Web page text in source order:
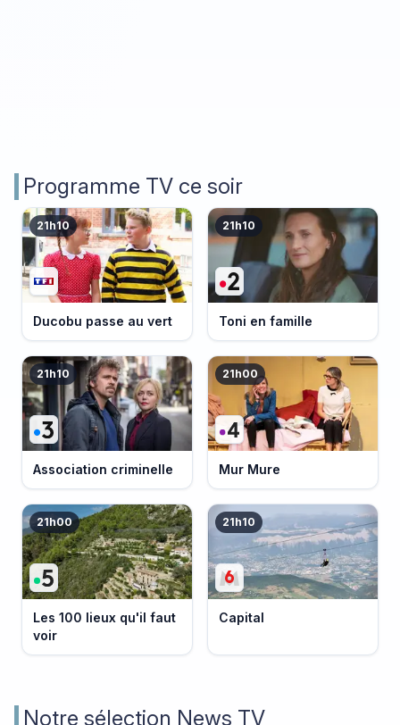
Programme TV ce soir
21h10
Ducobu passe au vert
21h10
Toni en famille
21h10
Association criminelle
21h00
Mur Mure
21h00
Les 100 lieux qu'il faut
voir
21h10
Capital
Notre sélection News TV